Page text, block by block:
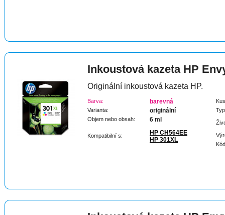
Inkoustová kazeta HP
Originální inkoustová kazeta HP.
Barva: barevná
Varianta: originální
Objem nebo obsah: 6 ml
Kompatibilní s:
HP CH564EE
HP 301XL